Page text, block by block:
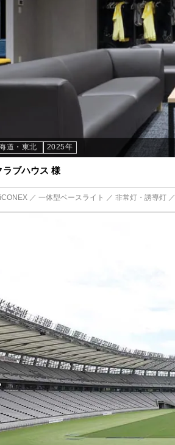
道・東北 2025年
ラブハウス 様
／ 一体型ベースライト ／ 非常灯・誘導灯